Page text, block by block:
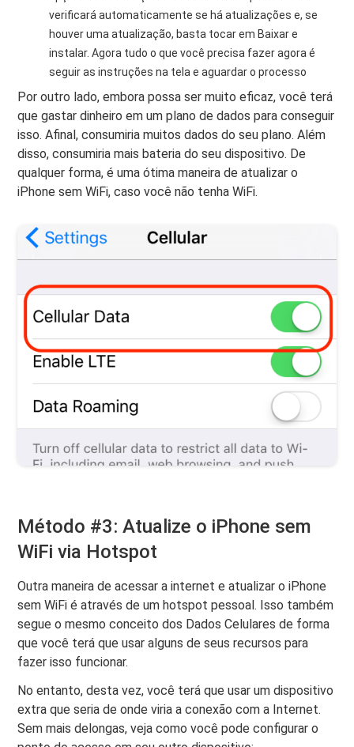
verificará automaticamente se há atualizações e, se
houver uma atualização, basta tocar em Baixar e
instalar. Agora tudo o que você precisa fazer agora é
seguir as instruções na tela e aguardar o processo
Por outro lado, embora possa ser muito eficaz, você terá
que gastar dinheiro em um plano de dados para conseguir
isso. Afinal, consumiria muitos dados do seu plano. Além
disso, consumiria mais bateria do seu dispositivo. De
qualquer forma, é uma ótima maneira de atualizar o
iPhone sem WiFi, caso você não tenha WiFi.
Método #3: Atualize o iPhone sem
WiFi via Hotspot
Outra maneira de acessar a internet e atualizar o iPhone
sem WiFi é através de um hotspot pessoal. Isso também
segue o mesmo conceito dos Dados Celulares de forma
que você terá que usar alguns de seus recursos para
fazer isso funcionar.
No entanto, desta vez, você terá que usar um dispositivo
extra que seria de onde viria a conexão com a Internet.
Sem mais delongas, veja como você pode configurar o